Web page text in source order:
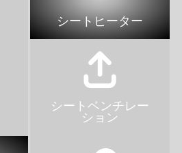
シートヒーター
シートベンチレー
ション